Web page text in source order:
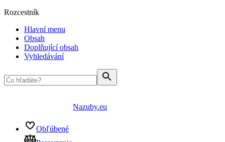
Rozcestník
Hlavní menu
Obsah
Doplňující obsah
Vyhledávání
Nazuby.eu
Obľúbené